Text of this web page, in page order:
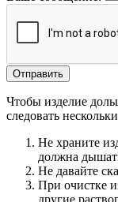
Чтобы изделие
следовать
Не храните
должна
Не давайте
При очистке